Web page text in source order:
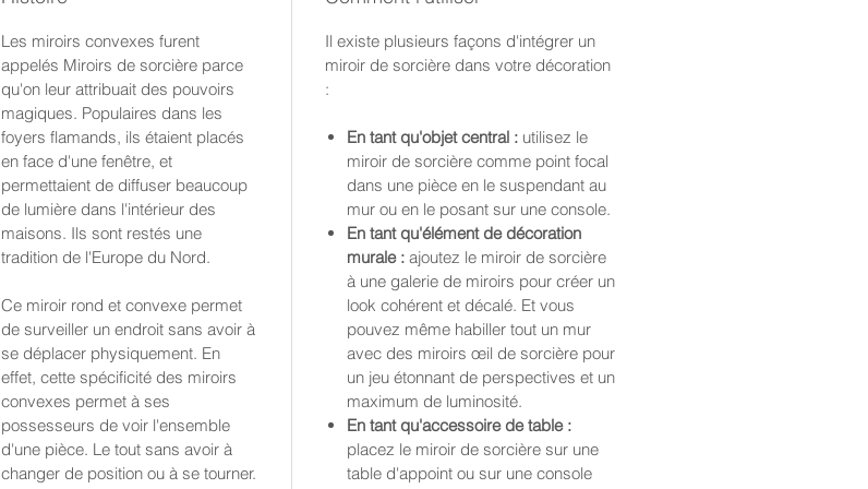
Les miroirs convexes furent
appelés Miroirs de sorcière parce
qu'on leur attribuait des pouvoirs
magiques. Populaires dans les
foyers flamands, ils étaient placés
en face d'une fenêtre, et
permettaient de diffuser beaucoup
de lumière dans l'intérieur des
maisons. Ils sont restés une
tradition de l'Europe du Nord.
Ce miroir rond et convexe permet
de surveiller un endroit sans avoir à
se déplacer physiquement. En
effet, cette spécificité des miroirs
convexes permet à ses
possesseurs de voir l'ensemble
d'une pièce. Le tout sans avoir à
changer de position ou à se tourner.
Il existe plusieurs façons d'intégrer un
miroir de sorcière dans votre décoration
:
En tant qu'objet central : utilisez le
miroir de sorcière comme point focal
dans une pièce en le suspendant au
mur ou en le posant sur une console.
En tant qu'élément de décoration
murale : ajoutez le miroir de sorcière
à une galerie de miroirs pour créer un
look cohérent et décalé. Et vous
pouvez même habiller tout un mur
avec des miroirs œil de sorcière pour
un jeu étonnant de perspectives et un
maximum de luminosité.
En tant qu'accessoire de table :
placez le miroir de sorcière sur une
table d'appoint ou sur une console